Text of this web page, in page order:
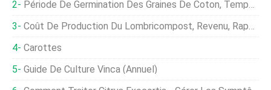
Période De Germination Des Graines De Coton, Température, Traiter
Coût De Production Du Lombricompost, Revenu, Rapport De Projet
Carottes
Guide De Culture Vinca (annuel)